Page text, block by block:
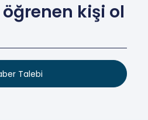
kişi ol
Talebi